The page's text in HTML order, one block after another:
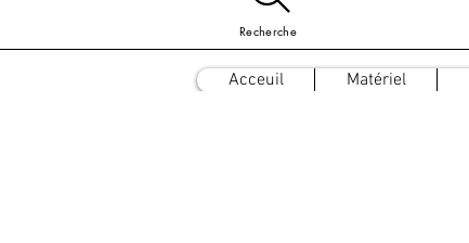
Recherche
Acceuil Matériel